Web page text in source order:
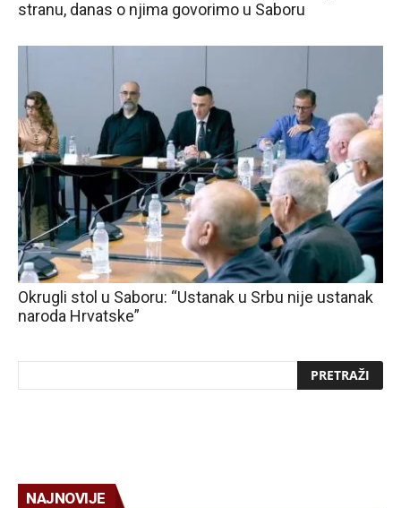
stranu, danas o njima govorimo u Saboru
Okrugli stol u Saboru: “Ustanak u Srbu nije ustanak
naroda Hrvatske”
NAJNOVIJE